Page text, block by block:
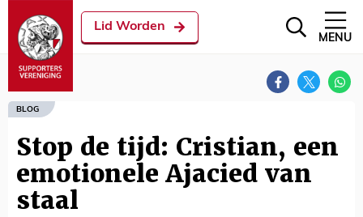
Lid Worden
MENU
BLOG
Stop de tijd: Cristian, een
emotionele Ajacied van
staal